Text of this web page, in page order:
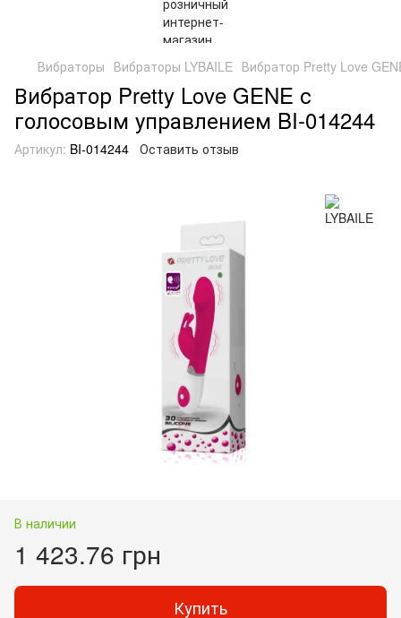
Вибраторы Вибраторы LYBAILE Вибратор Pretty Love
Вибратор Pretty Love GENE с
голосовым управлением BI-014244
Артикул: BI-014244 Оставить отзыв
В наличии
1 423.76 грн
Купить